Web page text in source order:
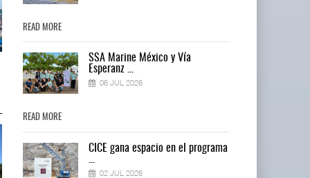
IT-ANÁLISIS: Puerto Lázaro
Cárdenas incorpora ...
06 AGO 2026
READ MORE
SSA Marine México y Vía
Esperanz ...
06 JUL 2026
READ MORE
CICE gana espacio en el programa
02 JUL 2026